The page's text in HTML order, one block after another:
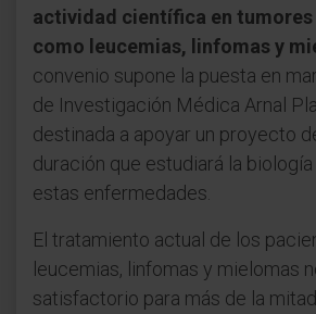
actividad científica en
como leucemias, linfomas y
convenio supone la puesta en
de Investigación Médica Arnal
destinada a apoyar un proyecto
duración que estudiará la
estas enfermedades.
El tratamiento actual de los
leucemias, linfomas y mielomas
satisfactorio para más de la